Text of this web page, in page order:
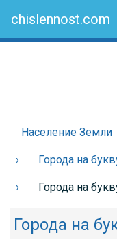
chislennost.com
Население Земли
Города на
Города на
Города на